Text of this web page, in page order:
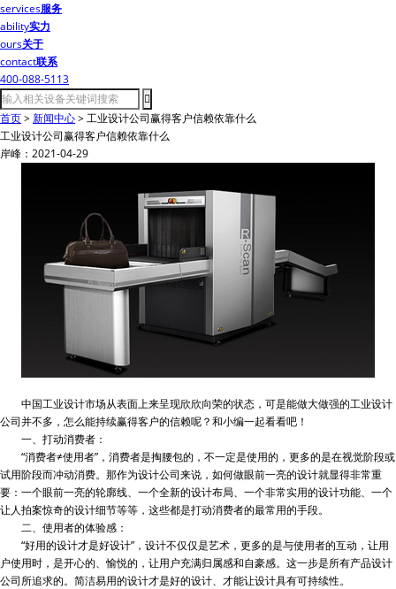
services服务
ability实力
ours关于
contact联系
400-088-5113
首页> 新闻中心> 工业设计公司赢得客户信赖依靠什么
工业设计公司赢得客户信赖依靠什么
岸峰：2021-04-29
中国工业设计市场从表面上来呈现欣欣向荣的状态，可是能做大做强的工业设计
公司并不多，怎么能持续赢得客户的信赖呢？和小编一起看看吧！
一、打动消费者：
“消费者≠使用者”，消费者是掏腰包的，不一定是使用的，更多的是在视觉阶段或
试用阶段而冲动消费。那作为设计公司来说，如何做眼前一亮的设计就显得非常重
要：一个眼前一亮的轮廓线、一个全新的设计布局、一个非常实用的设计功能、一个
让人拍案惊奇的设计细节等等，这些都是打动消费者的最常用的手段。
二、使用者的体验感：
“好用的设计才是好设计”，设计不仅仅是艺术，更多的是与使用者的互动，让用
户使用时，是开心的、愉悦的，让用户充满归属感和自豪感。这一步是所有产品设计
公司所追求的。简洁易用的设计才是好的设计、才能让设计具有可持续性。